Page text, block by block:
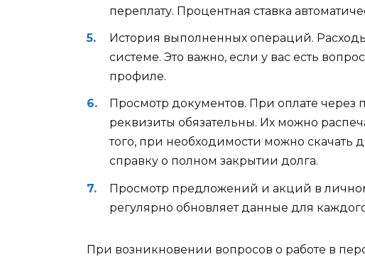
переплату. Процентная ставка
История выполненных операций.
системе. Это важно, если у вас есть
профиле.
Просмотр документов. При оплате
реквизиты обязательны. Их можно
того, при необходимости можно скачать
справку о полном закрытии долга.
Просмотр предложений и акций в
регулярно обновляет данные для
При возникновении вопросов о работе в